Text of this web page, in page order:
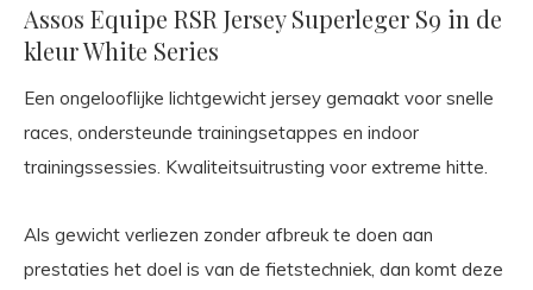
Assos Equipe RSR Jersey Superleger S9 in de
kleur White Series
Een ongelooflijke lichtgewicht jersey gemaakt voor snelle
races, ondersteunde trainingsetappes en indoor
trainingssessies. Kwaliteitsuitrusting voor extreme hitte.
Als gewicht verliezen zonder afbreuk te doen aan
prestaties het doel is van de fietstechniek, dan komt deze